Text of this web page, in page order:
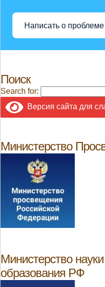
Написать о проблеме
Поиск
Search for:
Версия сайта для
Министерство
Министерство
образования РФ